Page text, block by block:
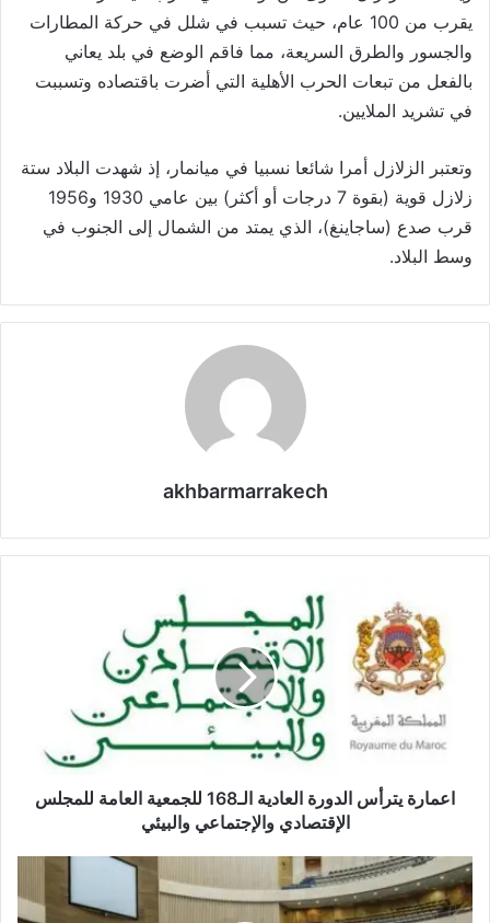
يقرب من 100 عام، حيث تسبب في شلل في حركة المطارات
والجسور والطرق السريعة، مما فاقم الوضع في بلد يعاني
بالفعل من تبعات الحرب الأهلية التي أضرت باقتصاده وتسببت
في تشريد الملايين.
وتعتبر الزلازل أمرا شائعا نسبيا في ميانمار، إذ شهدت البلاد ستة
زلازل قوية (بقوة 7 درجات أو أكثر) بين عامي 1930 و1956
قرب صدع (ساجاينغ)، الذي يمتد من الشمال إلى الجنوب في
وسط البلاد.
akhbarmarrakech
ل
د
و
اعمارة يترأس الدورة العادية الـ168 للجمعية العامة للمجلس
الإقتصادي والإجتماعي والبيئي
ر
ئ
ا